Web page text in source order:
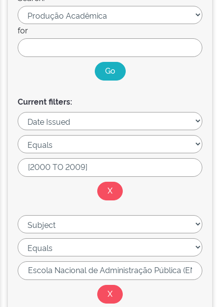
for
Current filters: